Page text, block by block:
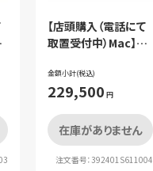
【店頭購入（電話にて
取置受付中）Mac】
(M4) MC6U4J/Aスカ
イブルー プレミアム
金額小計(税込)
229,500 円
在庫がありません
注文番号：392401S611004